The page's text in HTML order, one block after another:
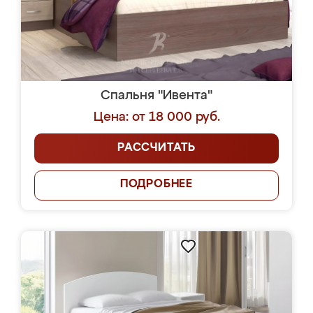
Спальня "Ивента"
Цена: от 18 000 руб.
РАССЧИТАТЬ
ПОДРОБНЕЕ